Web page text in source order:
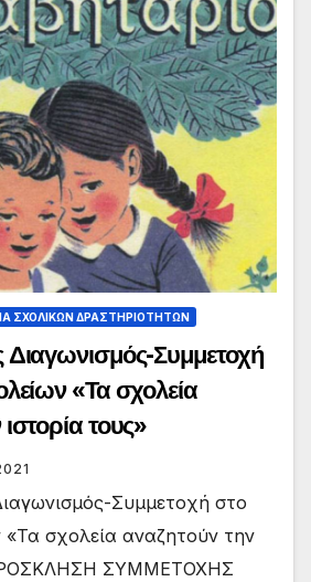
ΣΧΟΛΙΚΏΝ ΔΡΑΣΤΗΡΙΟΤΉΤΩΝ
Διαγωνισμός-Συμμετοχή
«Τα σχολεία
τους»
Συμμετοχή στο
«Τα σχολεία αναζητούν την
ΣΥΜΜΕΤΟΧΗΣ